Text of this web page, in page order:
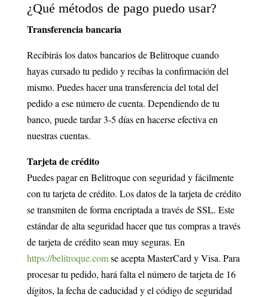
¿Qué métodos de pago puedo usar?
Transferencia bancaria
Recibirás los datos bancarios de Belitroque cuando
hayas cursado tu pedido y recibas la confirmación del
mismo. Puedes hacer una transferencia del total del
pedido a ese número de cuenta. Dependiendo de tu
banco, puede tardar 3-5 días en hacerse efectiva en
nuestras cuentas.
Tarjeta de crédito
Puedes pagar en Belitroque con seguridad y fácilmente
con tu tarjeta de crédito. Los datos de la tarjeta de crédito
se transmiten de forma encriptada a través de SSL. Este
estándar de alta seguridad hacer que tus compras a través
de tarjeta de crédito sean muy seguras. En
https://belitroque.comse acepta MasterCard y Visa. Para
procesar tu pedido, hará falta el número de tarjeta de 16
dígitos, la fecha de caducidad y el código de seguridad